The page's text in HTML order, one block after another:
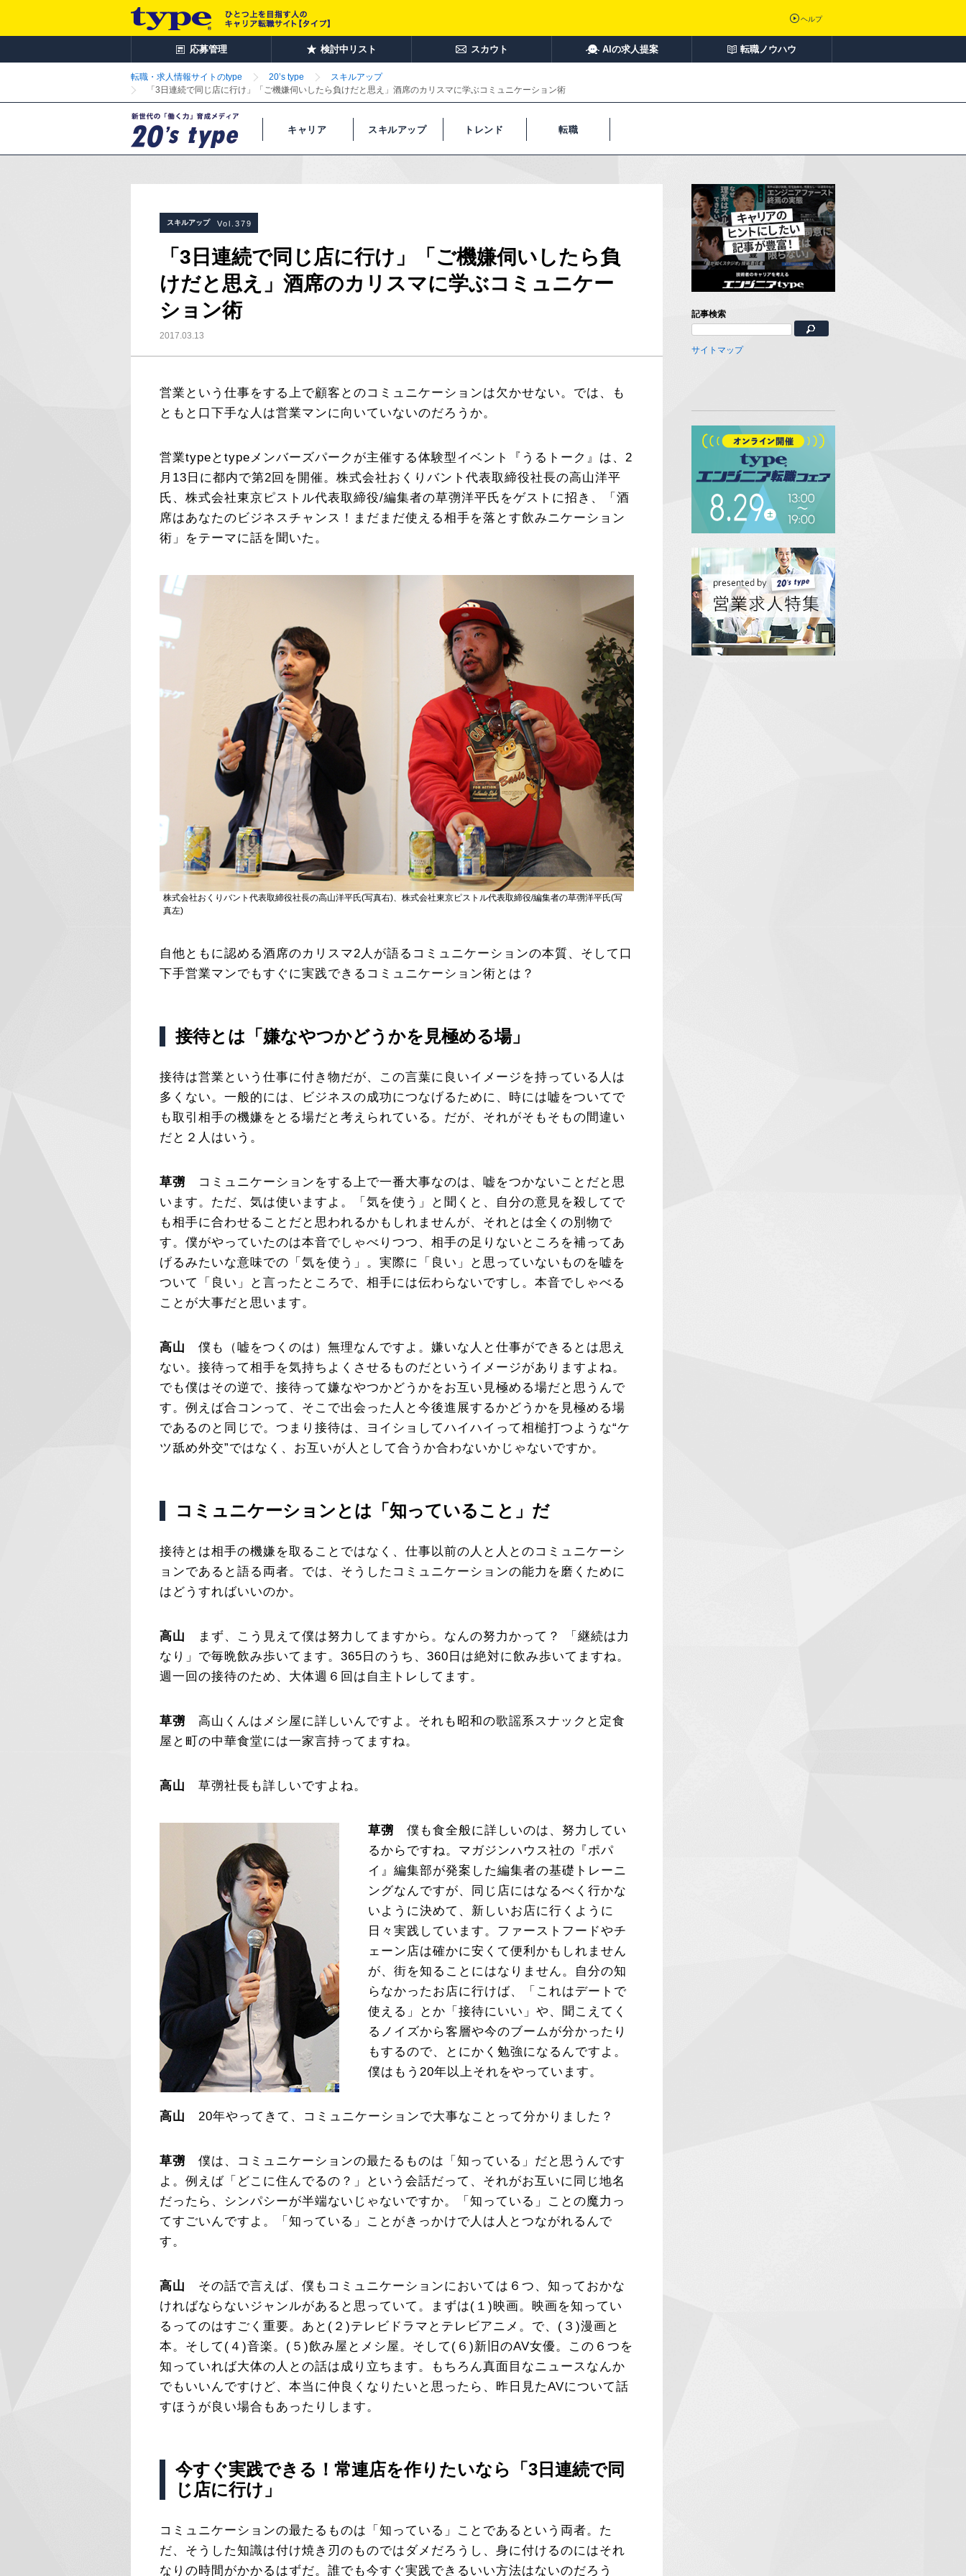
ヘルプ
応募管理 検討中リスト スカウト AIの求人提案 転職ノウハウ
転職・求人情報サイトのtype 20’s type
スキルアップ
「3日連続で同じ店に行け」「ご機嫌伺いしたら負けだと思え」酒席のカリスマに学ぶコミュニケーション術
キャリア スキルアップ トレンド 転職
スキルアップ Vol.379
「3日連続で同じ店に行け」「ご機嫌伺いしたら負
けだと思え」酒席のカリスマに学ぶコミュニケー
ション術
2017.03.13
営業という仕事をする上で顧客とのコミュニケーションは欠かせない。では、も
ともと口下手な人は営業マンに向いていないのだろうか。
営業typeとtypeメンバーズパークが主催する体験型イベント『うるトーク』は、2
月13日に都内で第2回を開催。株式会社おくりバント代表取締役社長の高山洋平
氏、株式会社東京ピストル代表取締役/編集者の草彅洋平氏をゲストに招き、「酒
席はあなたのビジネスチャンス！まだまだ使える相手を落とす飲みニケーション
術」をテーマに話を聞いた。
株式会社おくりバント代表取締役社長の高山洋平氏(写真右)、株式会社東京ピストル代表取締役/編集者の草彅洋平氏(写
真左)
自他ともに認める酒席のカリスマ2人が語るコミュニケーションの本質、そして口
下手営業マンでもすぐに実践できるコミュニケーション術とは？
接待とは「嫌なやつかどうかを見極める場」
接待は営業という仕事に付き物だが、この言葉に良いイメージを持っている人は
多くない。一般的には、ビジネスの成功につなげるために、時には嘘をついてで
も取引相手の機嫌をとる場だと考えられている。だが、それがそもそもの間違い
だと２人はいう。
草彅 コミュニケーションをする上で一番大事なのは、嘘をつかないことだと思
います。ただ、気は使いますよ。「気を使う」と聞くと、自分の意見を殺してで
も相手に合わせることだと思われるかもしれませんが、それとは全くの別物で
す。僕がやっていたのは本音でしゃべりつつ、相手の足りないところを補ってあ
げるみたいな意味での「気を使う」。実際に「良い」と思っていないものを嘘を
ついて「良い」と言ったところで、相手には伝わらないですし。本音でしゃべる
ことが大事だと思います。
高山
僕も（嘘をつくのは）無理なんですよ。嫌いな人と仕事ができるとは思え
ない。接待って相手を気持ちよくさせるものだというイメージがありますよね。
でも僕はその逆で、接待って嫌なやつかどうかをお互い見極める場だと思うんで
す。例えば合コンって、そこで出会った人と今後進展するかどうかを見極める場
であるのと同じで。つまり接待は、ヨイショしてハイハイって相槌打つような“ケ
ツ舐め外交”ではなく、お互いが人として合うか合わないかじゃないですか。
コミュニケーションとは「知っていること」だ
接待とは相手の機嫌を取ることではなく、仕事以前の人と人とのコミュニケーシ
ョンであると語る両者。では、そうしたコミュニケーションの能力を磨くために
はどうすればいいのか。
高山
まず、こう見えて僕は努力してますから。なんの努力かって？ 「継続は力
なり」で毎晩飲み歩いてます。365日のうち、360日は絶対に飲み歩いてますね。
週一回の接待のため、大体週６回は自主トレしてます。
草彅 高山くんはメシ屋に詳しいんですよ。それも昭和の歌謡系スナックと定食
屋と町の中華食堂には一家言持ってますね。
高山 草彅社長も詳しいですよね。
草彅 僕も食全般に詳しいのは、努力してい
るからですね。マガジンハウス社の『ポパ
イ』編集部が発案した編集者の基礎トレーニ
ングなんですが、同じ店にはなるべく行かな
いように決めて、新しいお店に行くように
日々実践しています。ファーストフードやチ
ェーン店は確かに安くて便利かもしれません
が、街を知ることにはなりません。自分の知
らなかったお店に行けば、「これはデートで
使える」とか「接待にいい」や、聞こえてく
るノイズから客層や今のブームが分かったり
もするので、とにかく勉強になるんですよ。
僕はもう20年以上それをやっています。
高山 20年やってきて、コミュニケーションで大事なことって分かりました？
草彅 僕は、コミュニケーションの最たるものは「知っている」だと思うんです
よ。例えば「どこに住んでるの？」という会話だって、それがお互いに同じ地名
だったら、シンパシーが半端ないじゃないですか。「知っている」ことの魔力っ
てすごいんですよ。「知っている」ことがきっかけで人は人とつながれるんで
す。
高山
その話で言えば、僕もコミュニケーションにおいては６つ、知っておかな
ければならないジャンルがあると思っていて。まずは(１)映画。映画を知ってい
るってのはすごく重要。あと(２)テレビドラマとテレビアニメ。で、(３)漫画と
本。そして(４)音楽。(５)飲み屋とメシ屋。そして(６)新旧のAV女優。この６つを
知っていれば大体の人との話は成り立ちます。もちろん真面目なニュースなんか
でもいいんですけど、本当に仲良くなりたいと思ったら、昨日見たAVについて話
すほうが良い場合もあったりします。
今すぐ実践できる！常連店を作りたいなら「3日連続で同
じ店に行け」
コミュニケーションの最たるものは「知っている」ことであるという両者。た
だ、そうした知識は付け焼き刃のものではダメだろうし、身に付けるのにはそれ
なりの時間がかかるはずだ。誰でも今すぐ実践できるいい方法はないのだろう
記事検索
サイトマップ